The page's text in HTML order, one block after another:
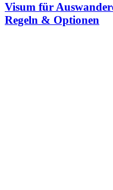
Visum für
Regeln & Optionen